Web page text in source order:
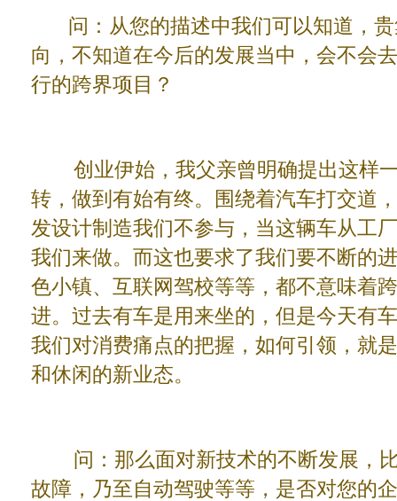
问：从您的描述中我们可以知道，贵
向，不知道在今后的发展当中，会不会
行的跨界项目？
创业伊始，我父亲曾明确提出这样一
转，做到有始有终。围绕着汽车打交道
发设计制造我们不参与，当这辆车从工
我们来做。而这也要求了我们要不断的
色小镇、互联网驾校等等，都不意味着
进。过去有车是用来坐的，但是今天有
我们对消费痛点的把握，如何引领，就
和休闲的新业态。
问：那么面对新技术的不断发展，比
故障，乃至自动驾驶等等，是否对您的